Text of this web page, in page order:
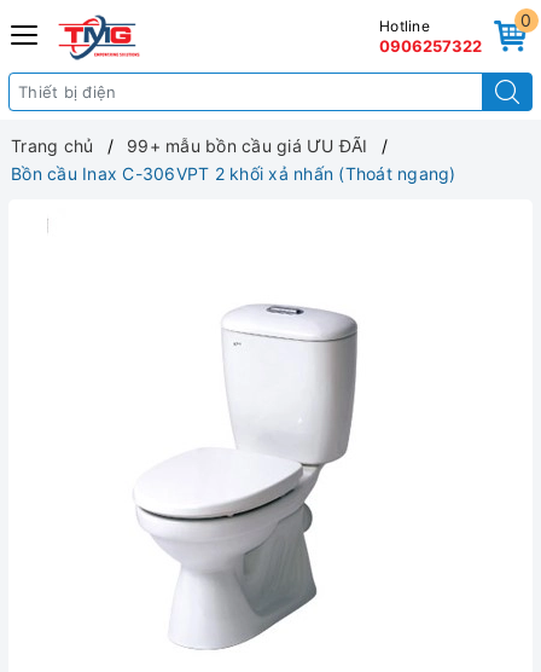
0
Hotline
0906257322
Trang chủ
99+ mẫu bồn cầu giá ƯU ĐÃI
Bồn cầu Inax C-306VPT 2 khối xả nhấn (Thoát ngang)